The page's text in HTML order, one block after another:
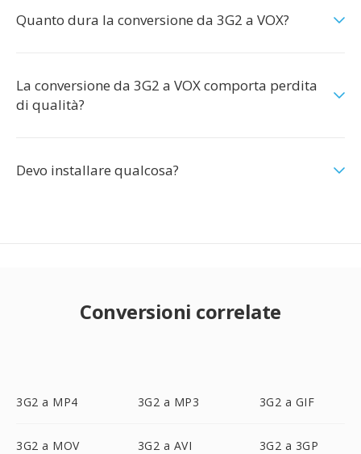
Quanto dura la conversione da 3G2 a VOX?
La conversione da 3G2 a VOX comporta perdita
di qualità?
Devo installare qualcosa?
Conversioni correlate
3G2 a MP4 3G2 a MP3 3G2 a GIF
3G2 a MOV 3G2 a AVI 3G2 a 3GP